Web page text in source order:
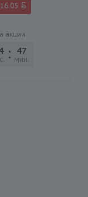
16.05
акции
47
мин.